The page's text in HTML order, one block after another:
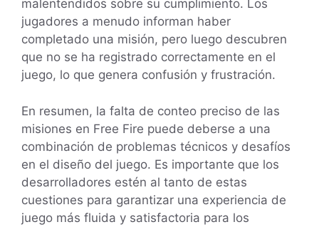
malentendidos sobre su cumplimiento. Los
jugadores a menudo informan haber
completado una misión, pero luego descubren
que no se ha registrado correctamente en el
juego, lo que genera confusión y frustración.
En resumen, la falta de conteo preciso de las
misiones en Free Fire puede deberse a una
combinación de problemas técnicos y desafíos
en el diseño del juego. Es importante que los
desarrolladores estén al tanto de estas
cuestiones para garantizar una experiencia de
juego más fluida y satisfactoria para los